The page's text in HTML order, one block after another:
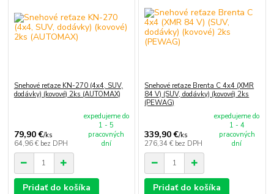
Snehové reťaze KN-270 (4x4, SUV,
dodávky) (kovové) 2ks (AUTOMAX)
79,90 €/ks
64,96 € bez DPH
expedujeme do
1 - 5
pracovných
dní
Pridať do košíka
Snehové reťaze Brenta C 4x4 (XMR
84 V) (SUV, dodávky) (kovové) 2ks
(PEWAG)
339,90 €/ks
276,34 € bez DPH
expedujeme do
1 - 4
pracovných
dní
Pridať do košíka